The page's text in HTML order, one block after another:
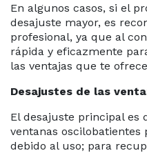
En algunos casos, si el
desajuste mayor, es
profesional, ya que al
rápida y eficazmente
las ventajas que te
Desajustes de las
El desajuste principal es
ventanas
debido al uso; para